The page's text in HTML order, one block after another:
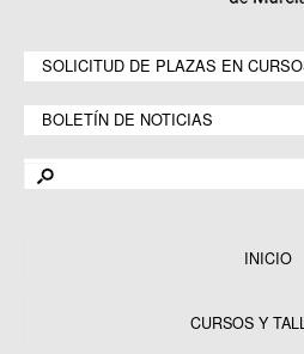
SOLICITUD DE PLAZAS EN
BOLETÍN DE NOTICIAS
INICIO
CURSOS Y